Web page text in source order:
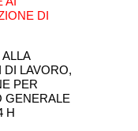
DI
DI LAVORO,
PER
GENERALE
H